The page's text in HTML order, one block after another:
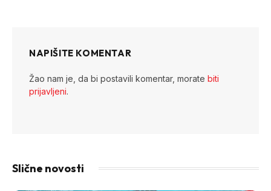
NAPIŠITE KOMENTAR
Žao nam je, da bi postavili komentar, morate biti
prijavljeni.
Slične novosti